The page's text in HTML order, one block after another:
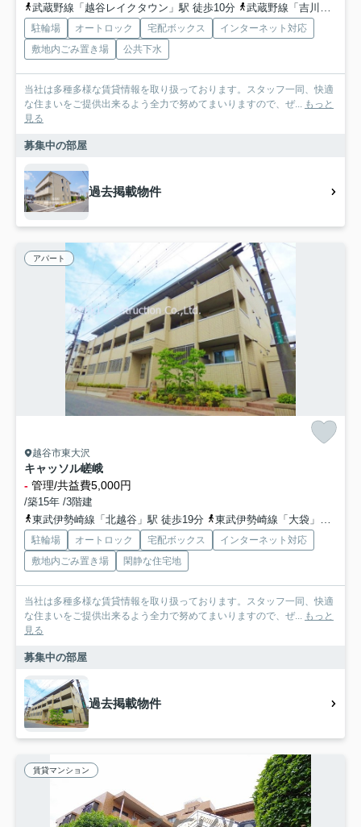
武蔵野線「越谷レイクタウン」駅 徒歩10分
武蔵野線「吉川」駅 徒歩31分
駐輪場 オートロック 宅配ボックス
インターネット対応
敷地内ごみ置き場
公共下水
当社は多種多様な賃貸情報を取り扱っております。スタッフ一同、快適
な住まいをご提供出来るよう全力で努めてまいりますので、ぜ...
もっと
見る
募集中の部屋
過去掲載物件
アパート
越谷市東大沢
キャッソル嵯峨
- 管理/共益費5,000円
/築15年 /3階建
東武伊勢崎線「北越谷」駅 徒歩19分
東武伊勢崎線「大袋」駅 徒歩32分
駐輪場 オートロック 宅配ボックス
インターネット対応
敷地内ごみ置き場
閑静な住宅地
当社は多種多様な賃貸情報を取り扱っております。スタッフ一同、快適
な住まいをご提供出来るよう全力で努めてまいりますので、ぜ...
もっと
見る
募集中の部屋
過去掲載物件
賃貸マンション